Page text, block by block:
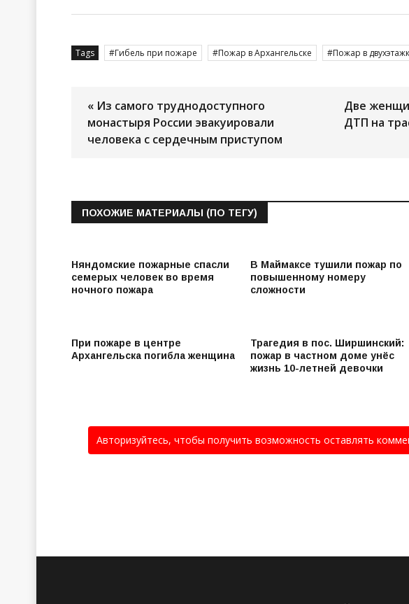
Tags Гибель при пожаре Пожар в Архангельске Пожар в
« Из самого труднодоступного
монастыря России эвакуировали
человека с сердечным приступом
Две
ДТП на
ПОХОЖИЕ МАТЕРИАЛЫ (ПО ТЕГУ)
Няндомские пожарные спасли
семерых человек во время
ночного пожара
В Маймаксе тушили пожар по
повышенному номеру
сложности
При пожаре в центре
Архангельска погибла женщина
Трагедия в пос. Ширшинский:
пожар в частном доме унёс
жизнь 10-летней девочки
Авторизуйтесь, чтобы получить возможность оставлять